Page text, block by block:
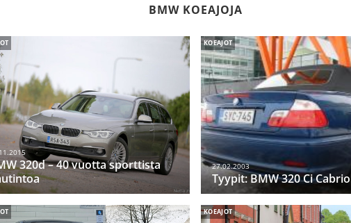
BMW KOEAJOJA
320d – 40 vuotta sporttista
KOEAJOT
27.02.2003
Tyypit: BMW 320 Ci
KOEAJOT